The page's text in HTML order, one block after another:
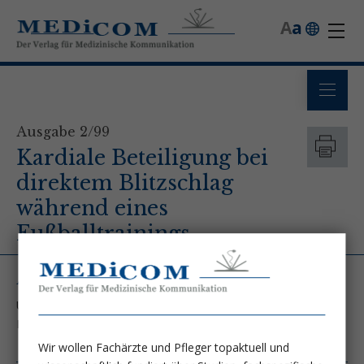
a
A
Ausgabe 2/99
Kardiale Beteiligung bei
direktem Blitzschlag
während eines
Fußballtrainings
Autor
Univ. Doz. Prim. Dr. Johann Auer - Krankenhaus St. Josef
Braunau
Wir wollen Fachärzte und Pfleger topaktuell und